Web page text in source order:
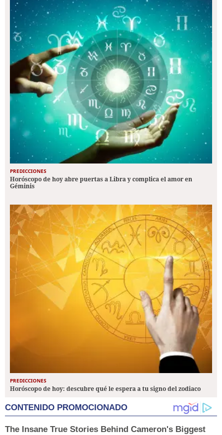
PREDICCIONES
Horóscopo de hoy abre puertas a Libra y complica el amor en
Géminis
PREDICCIONES
Horóscopo de hoy: descubre qué le espera a tu signo del zodiaco
CONTENIDO PROMOCIONADO
The Insane True Stories Behind Cameron's Biggest